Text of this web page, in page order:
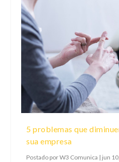
5 problemas que
sua empresa
Postado porW3 Comunica | jun